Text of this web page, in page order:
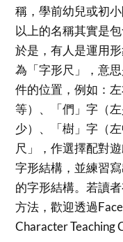
稱，學前幼兒或初
以上的名稱其實是
於是，有人是運用
為「字形尺」，意
件的位置，例如：
等）、「們」字（
少）、「樹」字（
尺」，作選擇配對
字形結構，並練習
的字形結構。若讀
方法，歡迎透過
Character Teaching